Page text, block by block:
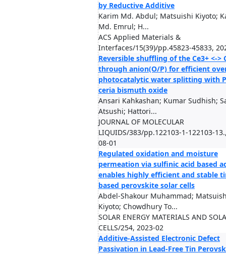
by Reductive Additive
Karim Md. Abdul; Matsuishi Kiyoto;
Md. Emrul; H...
ACS Applied Materials &
Interfaces/15(39)/pp.45823-45833,
Reversible shuffling of the Ce3+ <->
through anion(O/P) for efficient
photocatalytic water splitting with
ceria bismuth oxide
Ansari Kahkashan; Kumar Sudhish;
Atsushi; Hattori...
JOURNAL OF MOLECULAR
LIQUIDS/383/pp.122103-1-122103-
08-01
Regulated oxidation and moisture
permeation via sulfinic acid based
enables highly efficient and stable
based perovskite solar cells
Abdel-Shakour Muhammad;
Kiyoto; Chowdhury To...
SOLAR ENERGY MATERIALS AND
CELLS/254, 2023-02
Additive-Assisted Electronic Defect
Passivation in Lead-Free Tin